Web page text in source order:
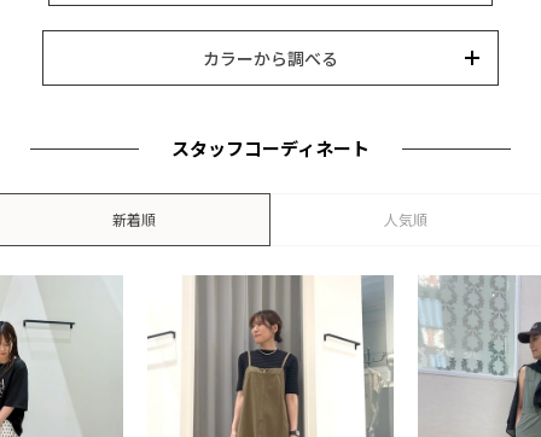
ブランド
カラーから調べる
スタッフコーディネート
新着順 人気順